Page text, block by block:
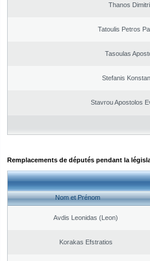
Thanos
Tatoulis Petros
Tasoulas
Stefanis
Stavrou Apostolos
Remplacements de députés pendant la
Nom et Prénom
Avdis Leonidas (Leon)
Korakas Efstratios